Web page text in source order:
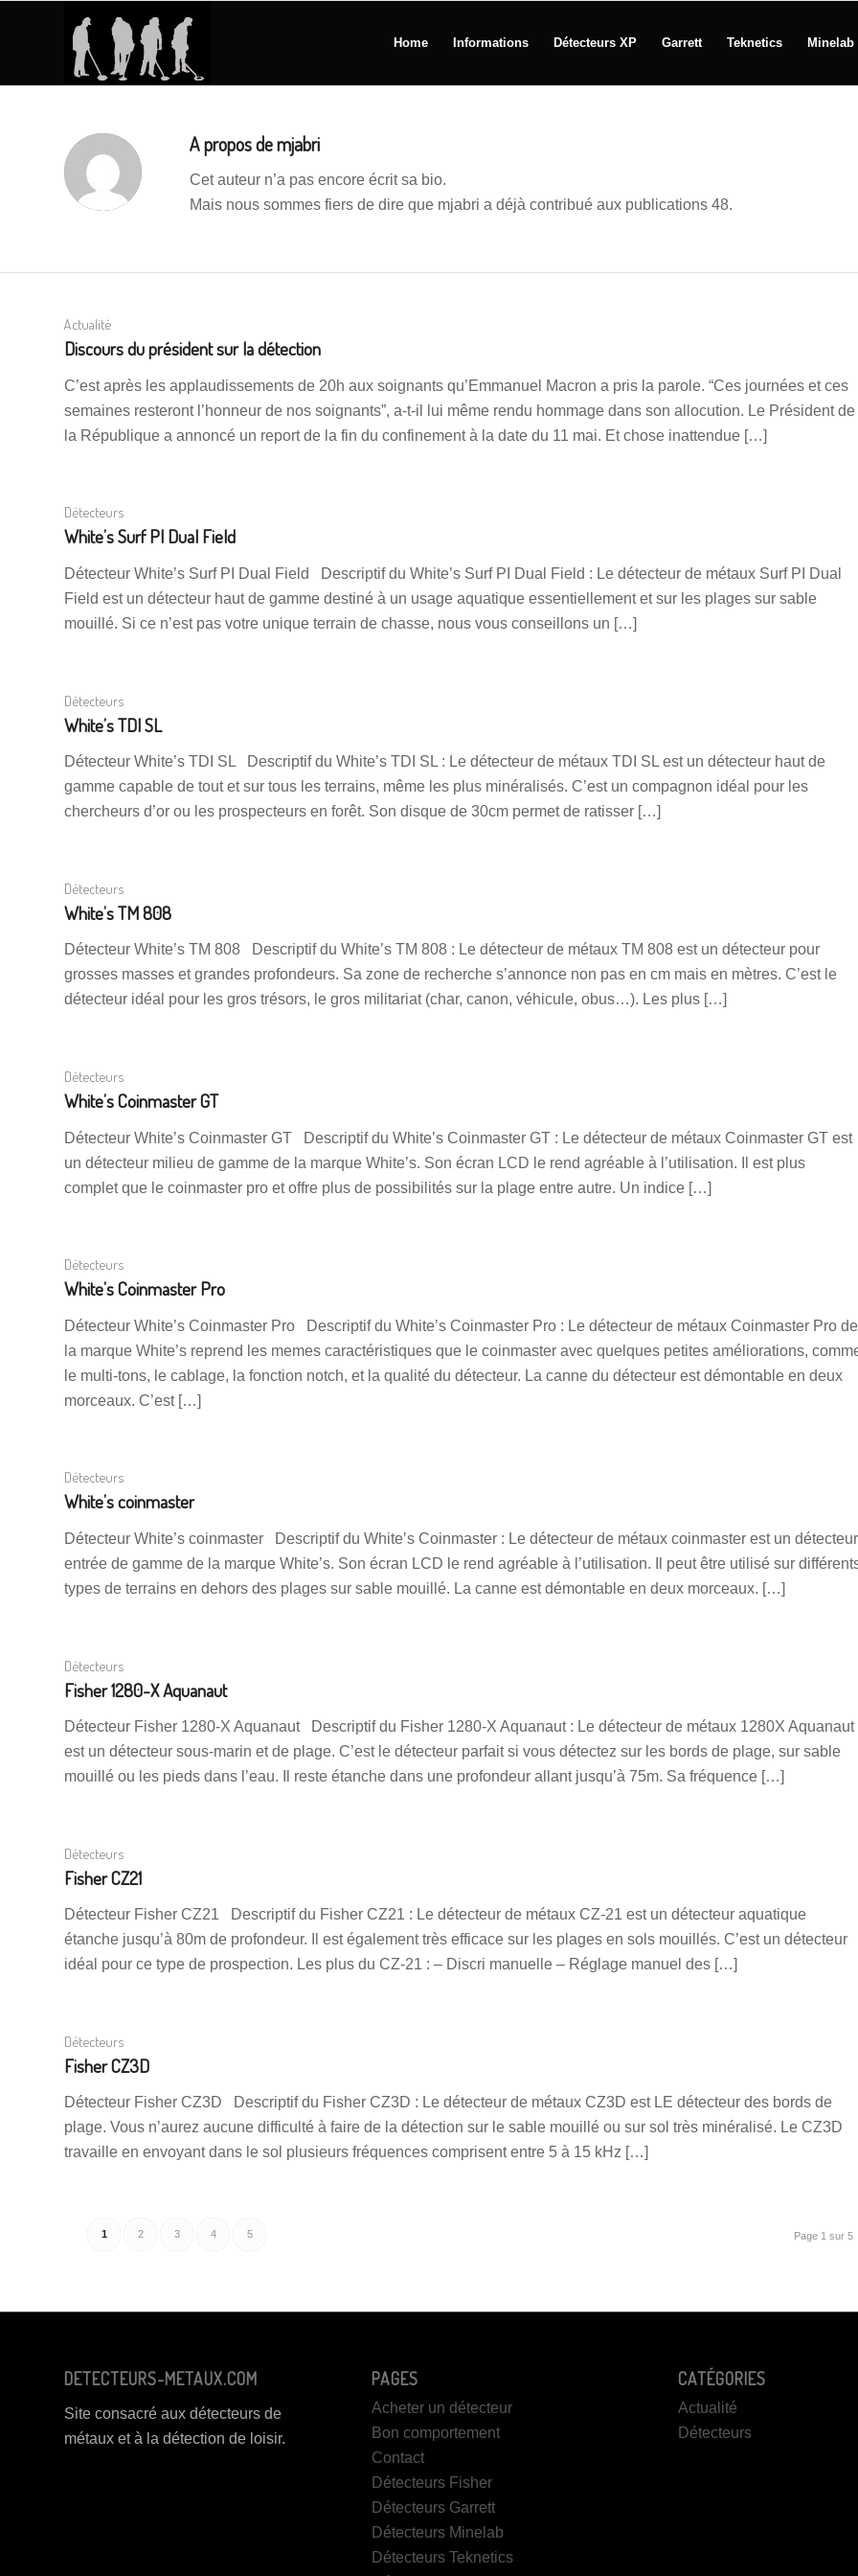
Home Informations Détecteurs XP Garrett Teknetics Minelab
A propos demjabri
Cet auteur n’a pas encore écrit sa bio.
Mais nous sommes fiers de dire que mjabri a déjà contribué aux publications 48.
Actualité
Discours du président sur la détection
C’est après les applaudissements de 20h aux soignants qu’Emmanuel Macron a pris la parole. “Ces journées et ces
semaines resteront l’honneur de nos soignants”, a-t-il lui même rendu hommage dans son allocution. Le Président de
la République a annoncé un report de la fin du confinement à la date du 11 mai. Et chose inattendue […]
Détecteurs
White’s Surf PI Dual Field
Détecteur White’s Surf PI Dual Field Descriptif du White’s Surf PI Dual Field : Le détecteur de métaux Surf PI Dual
Field est un détecteur haut de gamme destiné à un usage aquatique essentiellement et sur les plages sur sable
mouillé. Si ce n’est pas votre unique terrain de chasse, nous vous conseillons un […]
Détecteurs
White’s TDI SL
Détecteur White’s TDI SL Descriptif du White’s TDI SL : Le détecteur de métaux TDI SL est un détecteur haut de
gamme capable de tout et sur tous les terrains, même les plus minéralisés. C’est un compagnon idéal pour les
chercheurs d’or ou les prospecteurs en forêt. Son disque de 30cm permet de ratisser […]
Détecteurs
White’s TM 808
Détecteur White’s TM 808 Descriptif du White’s TM 808 : Le détecteur de métaux TM 808 est un détecteur pour
grosses masses et grandes profondeurs. Sa zone de recherche s’annonce non pas en cm mais en mètres. C’est le
détecteur idéal pour les gros trésors, le gros militariat (char, canon, véhicule, obus…). Les plus […]
Détecteurs
White’s Coinmaster GT
Détecteur White’s Coinmaster GT Descriptif du White’s Coinmaster GT : Le détecteur de métaux Coinmaster GT est
un détecteur milieu de gamme de la marque White’s. Son écran LCD le rend agréable à l’utilisation. Il est plus
complet que le coinmaster pro et offre plus de possibilités sur la plage entre autre. Un indice […]
Détecteurs
White’s Coinmaster Pro
Détecteur White’s Coinmaster Pro Descriptif du White’s Coinmaster Pro : Le détecteur de métaux Coinmaster Pro de
la marque White’s reprend les memes caractéristiques que le coinmaster avec quelques petites améliorations,
le multi-tons, le cablage, la fonction notch, et la qualité du détecteur. La canne du détecteur est démontable en deux
morceaux. C’est […]
Détecteurs
White’s coinmaster
Détecteur White’s coinmaster Descriptif du White’s Coinmaster : Le détecteur de métaux coinmaster est un détecteur
entrée de gamme de la marque White’s. Son écran LCD le rend agréable à l’utilisation. Il peut être utilisé sur
types de terrains en dehors des plages sur sable mouillé. La canne est démontable en deux morceaux. […]
Détecteurs
Fisher 1280-X Aquanaut
Détecteur Fisher 1280-X Aquanaut Descriptif du Fisher 1280-X Aquanaut : Le détecteur de métaux 1280X Aquanaut
est un détecteur sous-marin et de plage. C’est le détecteur parfait si vous détectez sur les bords de plage, sur sable
mouillé ou les pieds dans l’eau. Il reste étanche dans une profondeur allant jusqu’à 75m. Sa fréquence […]
Détecteurs
Fisher CZ21
Détecteur Fisher CZ21 Descriptif du Fisher CZ21 : Le détecteur de métaux CZ-21 est un détecteur aquatique
étanche jusqu’à 80m de profondeur. Il est également très efficace sur les plages en sols mouillés. C’est un détecteur
idéal pour ce type de prospection. Les plus du CZ-21 : – Discri manuelle – Réglage manuel des […]
Détecteurs
Fisher CZ3D
Détecteur Fisher CZ3D Descriptif du Fisher CZ3D : Le détecteur de métaux CZ3D est LE détecteur des bords de
plage. Vous n’aurez aucune difficulté à faire de la détection sur le sable mouillé ou sur sol très minéralisé. Le CZ3D
travaille en envoyant dans le sol plusieurs fréquences comprisent entre 5 à 15 kHz […]
Page 1 sur 5
1 2 3 4 5
DETECTEURS-METAUX.COM
Site consacré aux détecteurs de
métaux et à la détection de loisir.
PAGES
Acheter un détecteur
Bon comportement
Contact
Détecteurs Fisher
Détecteurs Garrett
Détecteurs Minelab
Détecteurs Teknetics
CATÉGORIES
Actualité
Détecteurs